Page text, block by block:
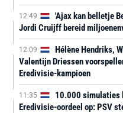
12:49
'Ajax kan belletje
Jordi Cruijff bereid
12:09
Hélène Hendriks,
Valentijn Driessen
Eredivisie-kampioen
11:35
10.000 simulaties
Eredivisie-oordeel op: PSV